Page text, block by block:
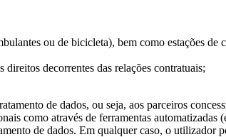
ou de bicicleta), bem como estações
decorrentes das relações contratuais;
de dados, ou seja, aos parceiros
como através de ferramentas
de dados. Em qualquer caso, o